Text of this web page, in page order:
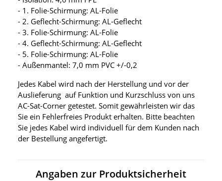
- 1. Folie-Schirmung: AL-Folie
- 2. Geflecht-Schirmung: AL-Geflecht
- 3. Folie-Schirmung: AL-Folie
- 4. Geflecht-Schirmung: AL-Geflecht
- 5. Folie-Schirmung: AL-Folie
- Außenmantel: 7,0 mm PVC +/-0,2
Jedes Kabel wird nach der Herstellung und vor der
Auslieferung auf Funktion und Kurzschluss von uns
AC-Sat-Corner getestet. Somit gewährleisten wir das
Sie ein Fehlerfreies Produkt erhalten. Bitte beachten
Sie jedes Kabel wird individuell für dem Kunden nach
der Bestellung angefertigt.
Angaben zur Produktsicherheit